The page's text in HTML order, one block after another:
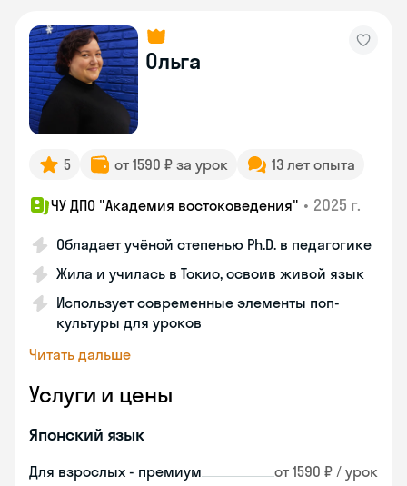
Ольга
5 от 1590 ₽ за урок 13 лет опыта
ЧУ ДПО "Академия востоковедения" • 2025 г.
Обладает учёной степенью Ph.D. в педагогике
Жила и училась в Токио, освоив живой язык
Использует современные элементы поп-
культуры для уроков
Читать дальше
Услуги и цены
Японский язык
Для взрослых - премиум от 1590 ₽ / урок